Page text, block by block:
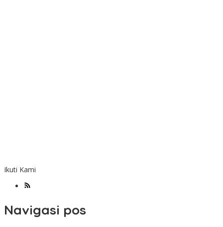
Ikuti Kami
Navigasi pos